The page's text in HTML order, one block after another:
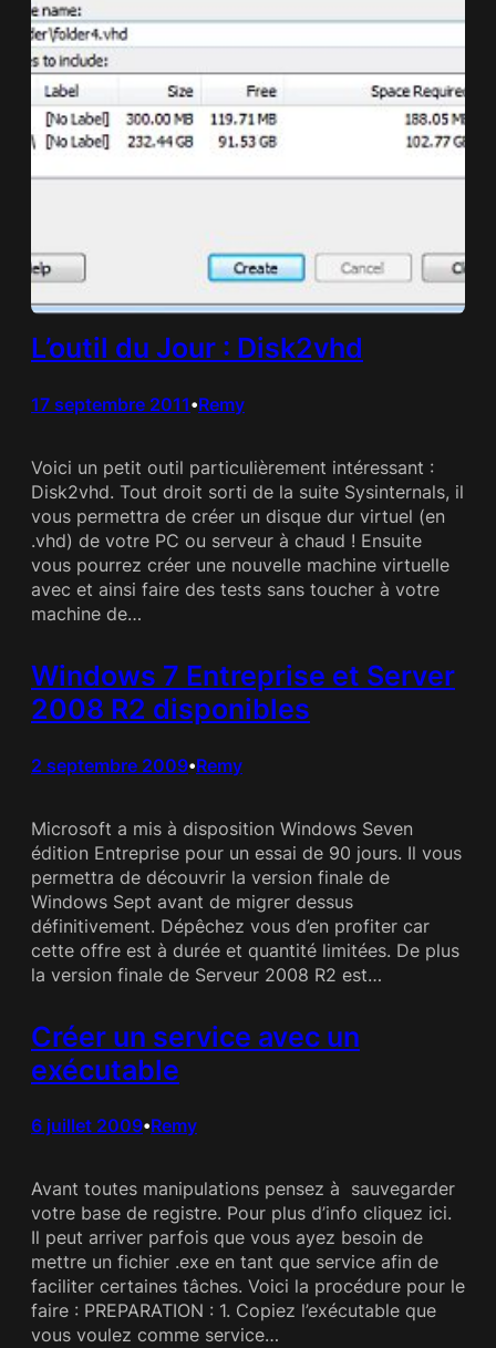
L’outil du Jour : Disk2vhd
17 septembre 2011•Remy
Voici un petit outil particulièrement intéressant :
Disk2vhd. Tout droit sorti de la suite Sysinternals, il
vous permettra de créer un disque dur virtuel (en
.vhd) de votre PC ou serveur à chaud ! Ensuite
vous pourrez créer une nouvelle machine virtuelle
avec et ainsi faire des tests sans toucher à votre
machine de…
Windows 7 Entreprise et Server
2008 R2 disponibles
2 septembre 2009•Remy
Microsoft a mis à disposition Windows Seven
édition Entreprise pour un essai de 90 jours. Il vous
permettra de découvrir la version finale de
Windows Sept avant de migrer dessus
définitivement. Dépêchez vous d’en profiter car
cette offre est à durée et quantité limitées. De plus
la version finale de Serveur 2008 R2 est…
Créer un service avec un
exécutable
6 juillet 2009•Remy
Avant toutes manipulations pensez à sauvegarder
votre base de registre. Pour plus d’info cliquez ici.
Il peut arriver parfois que vous ayez besoin de
mettre un fichier .exe en tant que service afin de
faciliter certaines tâches. Voici la procédure pour le
faire : PREPARATION : 1. Copiez l’exécutable que
vous voulez comme service…